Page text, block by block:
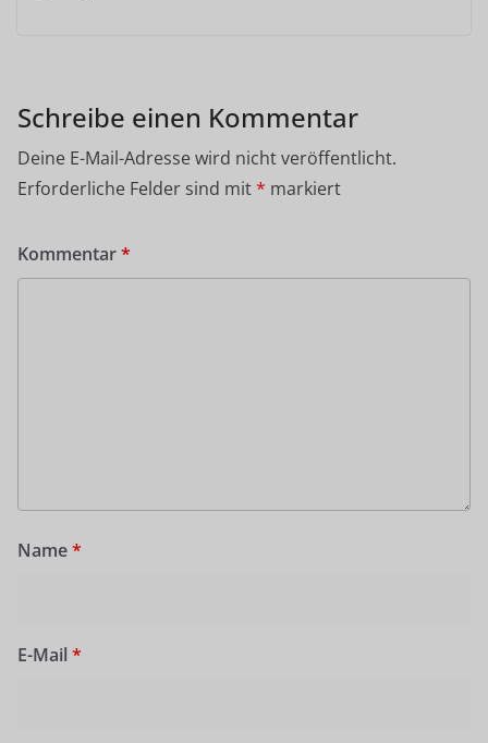
Schreibe einen Kommentar
Deine E-Mail-Adresse wird nicht veröffentlicht.
Erforderliche Felder sind mit* markiert
Kommentar*
Name*
E-Mail *